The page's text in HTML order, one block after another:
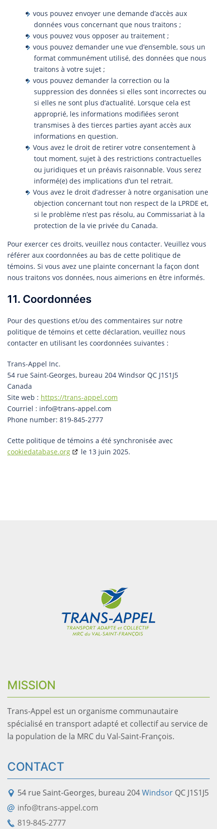
vous pouvez envoyer une demande d’accès aux
données vous concernant que nous traitons ;
vous pouvez vous opposer au traitement ;
vous pouvez demander une vue d’ensemble, sous un
format communément utilisé, des données que nous
traitons à votre sujet ;
vous pouvez demander la correction ou la
suppression des données si elles sont incorrectes ou
si elles ne sont plus d’actualité. Lorsque cela est
approprié, les informations modifiées seront
transmises à des tierces parties ayant accès aux
informations en question.
Vous avez le droit de retirer votre consentement à
tout moment, sujet à des restrictions contractuelles
ou juridiques et un préavis raisonnable. Vous serez
informé(e) des implications d’un tel retrait.
Vous avez le droit d’adresser à notre organisation une
objection concernant tout non respect de la LPRDE et,
si le problème n’est pas résolu, au Commissariat à la
protection de la vie privée du Canada.
Pour exercer ces droits, veuillez nous contacter. Veuillez vous
référer aux coordonnées au bas de cette politique de
témoins. Si vous avez une plainte concernant la façon dont
nous traitons vos données, nous aimerions en être informés.
11. Coordonnées
Pour des questions et/ou des commentaires sur notre
politique de témoins et cette déclaration, veuillez nous
contacter en utilisant les coordonnées suivantes :
Trans-Appel Inc.
54 rue Saint-Georges, bureau 204 Windsor QC J1S1J5
Canada
Site web : https://trans-appel.com
Courriel : info@trans-appel.com
Phone number: 819-845-2777
Cette politique de témoins a été synchronisée avec
cookiedatabase.org
le 13 juin 2025.
MISSION
Trans-Appel est un organisme communautaire
spécialisé en transport adapté et collectif au service de
la population de la MRC du Val-Saint-François.
CONTACT
54 rue Saint-Georges, bureau 204Windsor QC J1S1J5
info@trans-appel.com
819-845-2777